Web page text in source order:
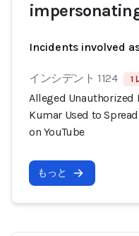
Incidents involved
インシデント 1124 1
Alleged Unauthorized
Kumar Used to
on YouTube
もっと